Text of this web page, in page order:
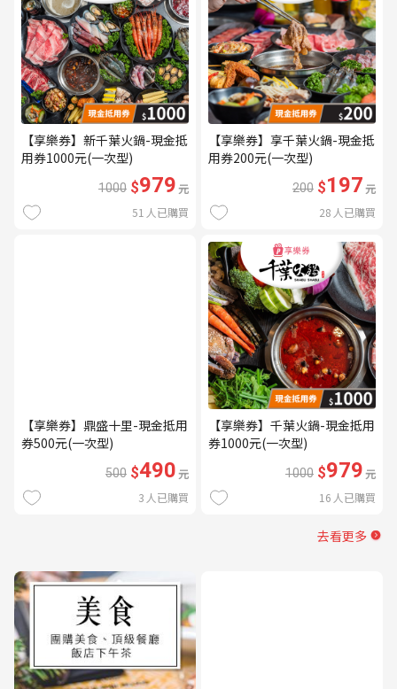
【享樂券】新千葉火鍋-現金抵
用券1000元(一次型)
1000 $979元
51 人已購買
【享樂券】享千葉火鍋-現金抵
用券200元(一次型)
200 $197元
28 人已購買
【享樂券】鼎盛十里-現金抵用
券500元(一次型)
500 $490元
3 人已購買
【享樂券】千葉火鍋-現金抵用
券1000元(一次型)
1000 $979元
16 人已購買
去看更多